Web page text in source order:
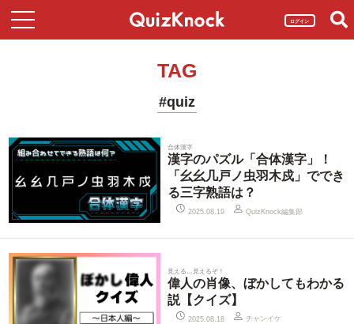
ログイン
TAG
#quiz
合体漢字
漢字のパズル「合体漢字」！
「幺幺几戸ノ虫羽木戍」ででき
る三字熟語は？
2025.08.19 QuizKnock編集部
見える…見えるぞ！
偉人の肖像、ぼかしてもわかる
説【クイズ】
2025.08.18 チャンイケ